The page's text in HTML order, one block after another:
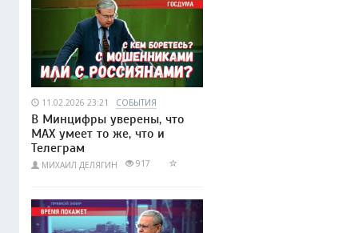
11.02.2026 23:21 СОБЫТИЯ
В Минцифры уверены, что
МАХ умеет то же, что и
Телеграм
МИХАИЛ ДЕЛЯГИН 917